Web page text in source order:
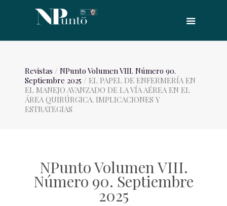
Revistas / NPunto Volumen VIII. Número 90.
Septiembre 2025 / EL PAPEL DE ENFERMERÍA EN
EL MANEJO AVANZADO DE LA VÍA AÉREA EN EL
ÁREA QUIRÚRGICA. IMPLICACIONES Y
ESTRATEGIAS
NPunto Volumen VIII.
Número 90. Septiembre
2025